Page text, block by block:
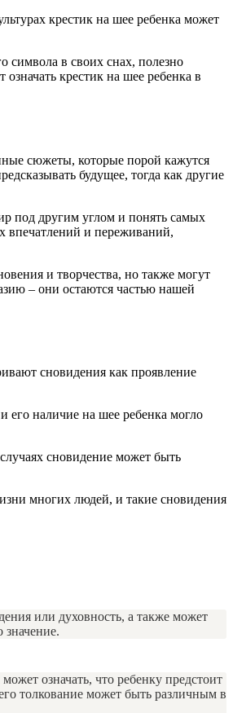
крестик на шее ребенка может
символа в своих снах, полезно
крестик на шее ребенка в
сюжеты, которые порой кажутся
будущее, тогда как другие
под другим углом и понять самых
впечатлений и переживаний,
и творчества, но также могут
– они остаются частью нашей
сновидения как проявление
его наличие на шее ребенка могло
сновидение может быть
многих людей, и такие сновидения
или духовность, а также может
означать, что ребенку предстоит
толкование может быть различным в